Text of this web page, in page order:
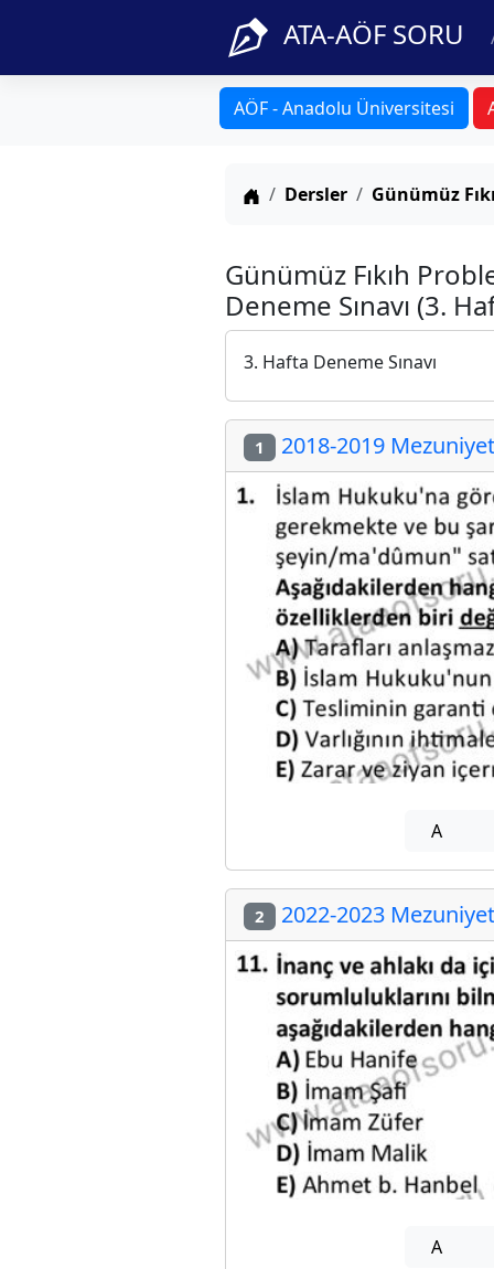
ATA-AÖF SORU
AÖF - Anadolu Üniversitesi
Anasayfa
Dersler Günümüz
Günümüz Fıkıh
Deneme Sınavı (3.
3. Hafta Deneme Sınavı
1 2018-2019 Mezuniyet
A
2 2022-2023 Mezuniyet
A